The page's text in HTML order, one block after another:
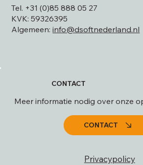
Tel. +31 (0)85 888 05 27
KVK: 59326395
Algemeen:info@dsoftnederland.nl
CONTACT
Meer informatie nodig over onze
CONTACT
Privacypolicy